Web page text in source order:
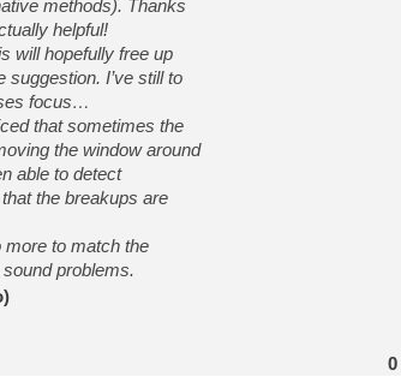
[GK] Moonlighter 2 : The
[GK] Capcom relance
[Mo5] Deux inédits du
[GK] Le beat'em up The
[GK] Endless Legend 2 :
[LS] [PS5] Le WebKit
[GK] Oubliez Crazy Taxi,
[LS] [Switch] NSZ 5.0.0
methods). Thanks
helpful!
will hopefully free up
I’ve still to
focus…
that sometimes the
the window around
able to detect
the breakups are
more to match the
problems.
0